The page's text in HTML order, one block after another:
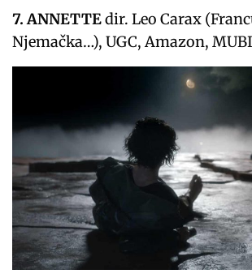
7. ANNETTEdir. Leo Carax
Njemačka…), UGC, Amazon,